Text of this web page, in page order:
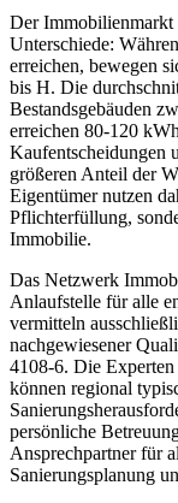
Der Immobilienmarkt
Unterschiede:
erreichen, bewegen
bis H. Die
Bestandsgebäuden
erreichen 80-120
Kaufentscheidungen
größeren Anteil der
Eigentümer nutzen
Pflichterfüllung,
Immobilie.
Das Netzwerk
Anlaufstelle für alle
vermitteln
nachgewiesener
4108-6. Die
können regional
persönliche
Ansprechpartner für
Sanierungsplanung